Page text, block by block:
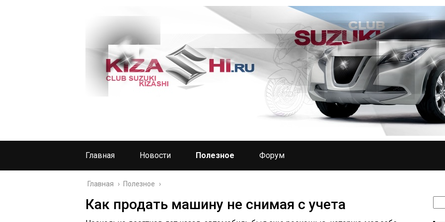
Главная Новости Полезное Форум
Главная › Полезное ›
Как продать машину не снимая с учета